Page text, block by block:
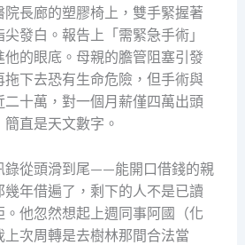
院長廊的塑膠椅上，雙手緊握著
發白。報告上「需緊急手術」
的眼底。母親的膽管阻塞引發
拖下去恐有生命危險，但手術與
十萬，對一個月薪僅四萬出頭
直是天文數字。
錄從頭滑到尾——能開口借錢的親
年借遍了，剩下的人不是已讀
他忽然想起上週同事阿國（化
次周轉是去樹林那間合法當